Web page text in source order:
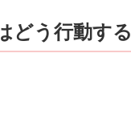
どう行動す